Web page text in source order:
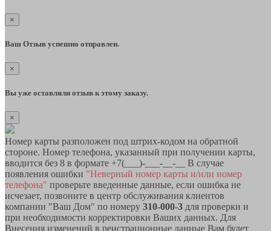
×
Ваш Отзыв успешно отправлен.
×
Вы уже оставляли отзыв к этому заказу.
×
Номер карты разположен под штрих-кодом на обратной
стороне. Номер телефона, указанный при получении карты,
вводится без 8 в формате +7(___)-___-__-__ В случае
появления ошибки "Неверный номер карты и/или номер
телефона" проверьте введенные данные, если ошибка не
исчезает, позвоните в центр обслуживания клиентов
компании "Ваш Дом" по номеру 310-000-3 для проверки и
при необходимости корректировки Ваших данных. Для
Внесения изменений в реистрационные данные Вам будет